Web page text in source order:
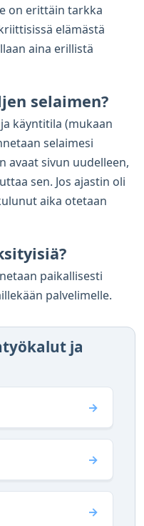
on erittäin tarkka
elämästä
aina erillistä
selaimen?
käyntitila (mukaan
selaimesi
avaat sivun uudelleen,
sen. Jos ajastin oli
aika otetaan
paikallisesti
palvelimelle.
ja